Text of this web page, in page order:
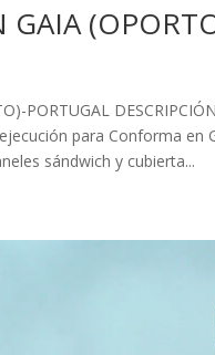
GAIA
PORTUGAL
para Conforma
sándwich y cubierta...